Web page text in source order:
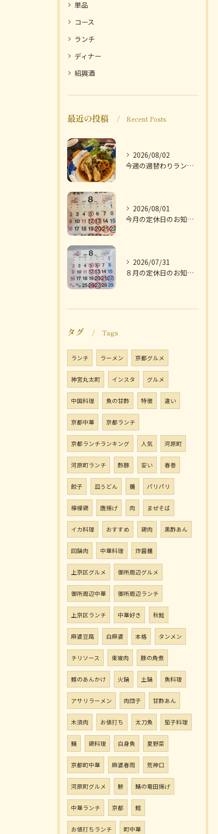
単品
コース
ランチ
ディナー
紹興酒
最近の投稿 Recent Posts
2026/08/02
今週の週替わりランチのご紹介です
2026/08/01
今月の定休日のお知らせです
2026/07/31
８月の定休日のお知らせです
タグ Tags
ランチ ラーメン 京都グルメ
神宮丸太町 インスタ グルメ
中国料理 魚の甘酢 特徴 違い
京都中華 京都ランチ
京都ランチランキング 人気 河原町
河原町ランチ 酢豚 安い 春巻
餃子 皿うどん 麺 パリパリ
檸檬鶏 唐揚げ 肉 まぜそば
イカ料理 おすすめ 鶏肉 黒酢あん
回鍋肉 中華料理 炸醤麺
上京区グルメ 御所周辺グルメ
御所周辺中華 御所周辺ランチ
上京区ランチ 中華好き 秋鮭
麻婆豆腐 白麻婆 本格 タンメン
チリソース 東坡肉 豚の角煮
鰈のあんかけ 火鍋 土鍋 魚料理
アサリラーメン 肉団子 甘酢あん
木須肉 お値打ち 太刀魚 茄子料理
鯖 鶏料理 白身魚 夏野菜
京都町中華 麻婆春雨 荒神口
河原町グルメ 鯵 鯖の竜田揚げ
中華ランチ 京都 鱈
お値打ちランチ 町中華